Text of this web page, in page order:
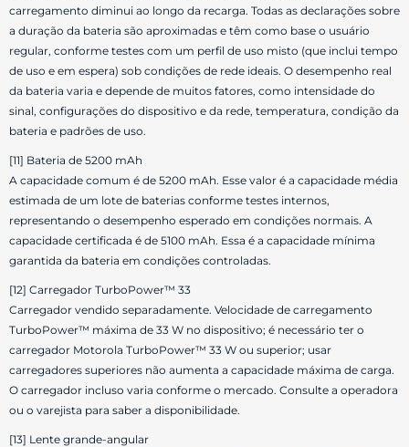
carregamento diminui ao longo da recarga. Todas as declarações sobre
a duração da bateria são aproximadas e têm como base o usuário
regular, conforme testes com um perfil de uso misto (que inclui tempo
de uso e em espera) sob condições de rede ideais. O desempenho real
da bateria varia e depende de muitos fatores, como intensidade do
sinal, configurações do dispositivo e da rede, temperatura, condição da
bateria e padrões de uso.
[11] Bateria de 5200 mAh
A capacidade comum é de 5200 mAh. Esse valor é a capacidade média
estimada de um lote de baterias conforme testes internos,
representando o desempenho esperado em condições normais. A
capacidade certificada é de 5100 mAh. Essa é a capacidade mínima
garantida da bateria em condições controladas.
[12] Carregador TurboPower™ 33
Carregador vendido separadamente. Velocidade de carregamento
TurboPower™ máxima de 33 W no dispositivo; é necessário ter o
carregador Motorola TurboPower™ 33 W ou superior; usar
carregadores superiores não aumenta a capacidade máxima de carga.
O carregador incluso varia conforme o mercado. Consulte a operadora
ou o varejista para saber a disponibilidade.
[13] Lente grande-angular